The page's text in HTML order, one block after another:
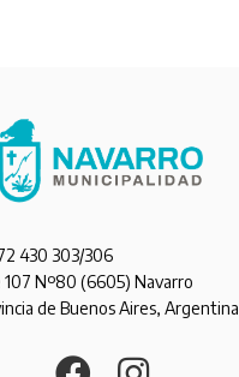
430 303/306
107 Nº80 (6605) Navarro
de Buenos Aires, Argentina